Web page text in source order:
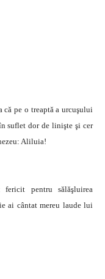
pe o treaptă a urcuşului
suflet dor de linişte şi cer
Aliluia!
pentru sălăşluirea
ai cântat mereu laude lui